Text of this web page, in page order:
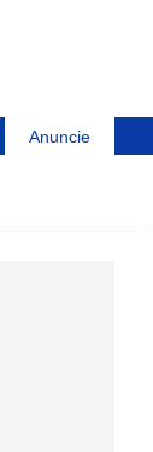
Anuncie